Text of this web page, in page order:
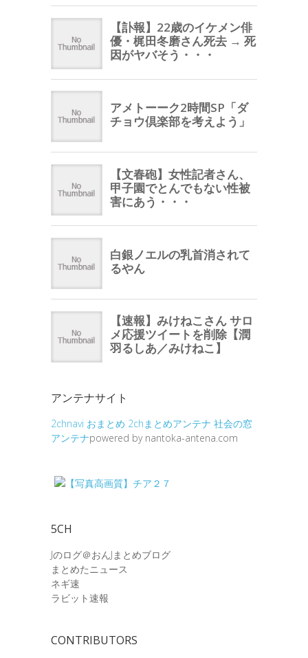
アンテナサイト
2chnavi おまとめ 2chまとめアンテナ 社会の窓
アンテナpowered by nantoka-antena.com
5CH
Jのログ＠おんJまとめブログ
まとめたニュース
ネギ速
ラビット速報
CONTRIBUTORS